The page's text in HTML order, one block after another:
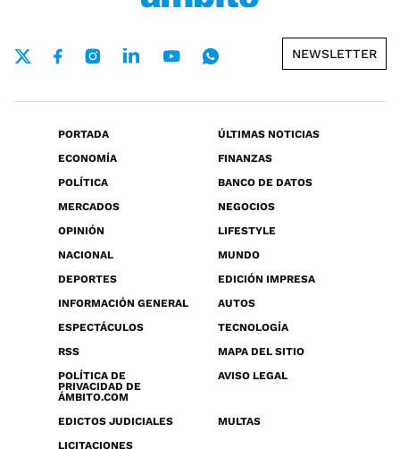
NEWSLETTER
PORTADA
ÚLTIMAS NOTICIAS
ECONOMÍA
FINANZAS
POLÍTICA
BANCO DE DATOS
MERCADOS
NEGOCIOS
OPINIÓN
LIFESTYLE
NACIONAL
MUNDO
DEPORTES
EDICIÓN IMPRESA
INFORMACIÓN GENERAL
AUTOS
ESPECTÁCULOS
TECNOLOGÍA
RSS
MAPA DEL SITIO
POLÍTICA DE
PRIVACIDAD DE
ÁMBITO.COM
AVISO LEGAL
EDICTOS JUDICIALES
MULTAS
LICITACIONES